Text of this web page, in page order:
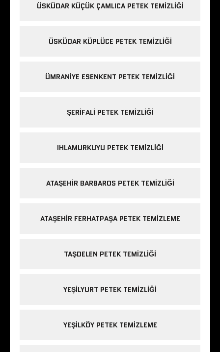
ÜSKÜDAR KÜÇÜK ÇAMLICA PETEK TEMIZLIĞI
ÜSKÜDAR KÜPLÜCE PETEK TEMIZLIĞI
ÜMRANIYE ESENKENT PETEK TEMIZLIĞI
ŞERIFALI PETEK TEMIZLIĞI
IHLAMURKUYU PETEK TEMIZLIĞI
ATAŞEHIR BARBAROS PETEK TEMIZLIĞI
ATAŞEHIR FERHATPAŞA PETEK TEMIZLEME
TAŞDELEN PETEK TEMIZLIĞI
YEŞILYURT PETEK TEMIZLIĞI
YEŞILKÖY PETEK TEMIZLEME